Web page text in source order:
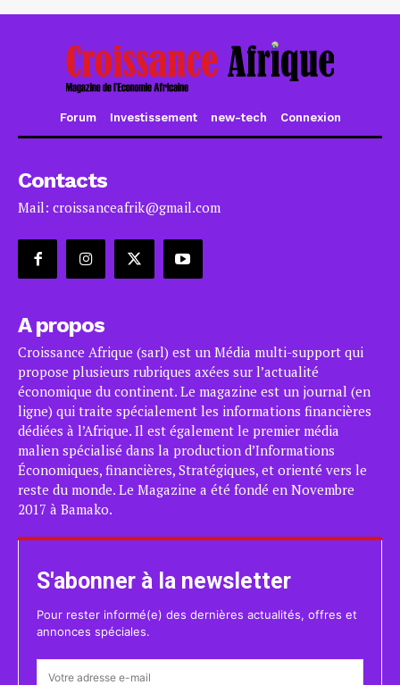
Forum Investissement new-tech Connexion
Contacts
Mail: croissanceafrik@gmail.com
A propos
Croissance Afrique (sarl) est un Média multi-support qui
propose plusieurs rubriques axées sur l’actualité
économique du continent. Le magazine est un journal (en
ligne) qui traite spécialement les informations financières
dédiées à l’Afrique. Il est également le premier média
malien spécialisé dans la production d’Informations
Économiques, financières, Stratégiques, et orienté vers le
reste du monde. Le Magazine a été fondé en Novembre
2017 à Bamako.
S'abonner à la newsletter
Pour rester informé(e) des dernières actualités, offres et
annonces spéciales.